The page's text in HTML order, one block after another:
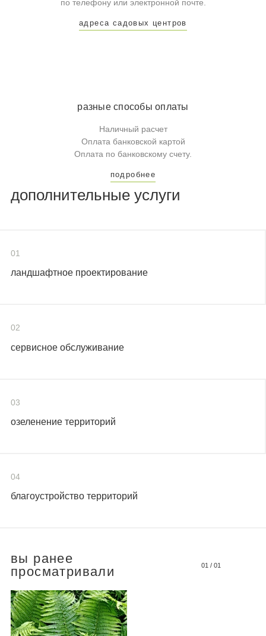
по телефону или электронной почте.
адреса садовых центров
разные способы оплаты
Наличный расчет
Оплата банковской картой
Оплата по банковскому счету.
подробнее
дополнительные услуги
01
ландшафтное проектирование
02
сервисное обслуживание
03
озеленение территорий
04
благоустройство территорий
вы ранее
просматривали
01 / 01